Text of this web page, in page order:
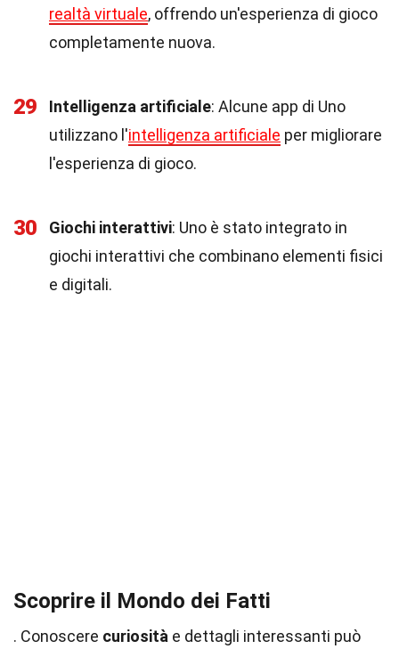
realtà virtuale, offrendo un'esperienza di gioco
completamente nuova.
29 Intelligenza artificiale: Alcune app di Uno
utilizzano l'intelligenza artificiale per migliorare
l'esperienza di gioco.
30 Giochi interattivi: Uno è stato integrato in
giochi interattivi che combinano elementi fisici
e digitali.
Scoprire il Mondo dei Fatti
. Conoscere curiosità e dettagli interessanti può